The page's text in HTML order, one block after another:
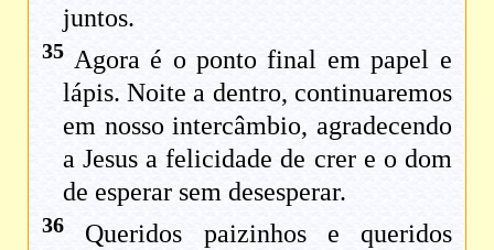
juntos.
35 Agora é o ponto final em papel e
lápis. Noite a dentro, continuaremos
em nosso intercâmbio, agradecendo
a Jesus a felicidade de crer e o dom
de esperar sem desesperar.
36 Queridos paizinhos e queridos